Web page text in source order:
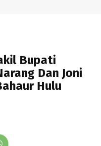
Bupati
Dan Joni
Hulu